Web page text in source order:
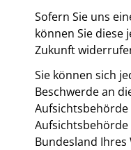
Sofern Sie uns
können Sie diese
Zukunft
Sie können sich
Beschwerde an
Bundesland